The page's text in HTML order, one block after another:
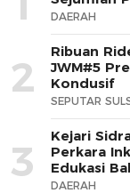
DAERAH
2
Ribuan
JWM#5
Kondusif
SEPUTAR
3
Kejari
Perkara
Edukasi
DAERAH